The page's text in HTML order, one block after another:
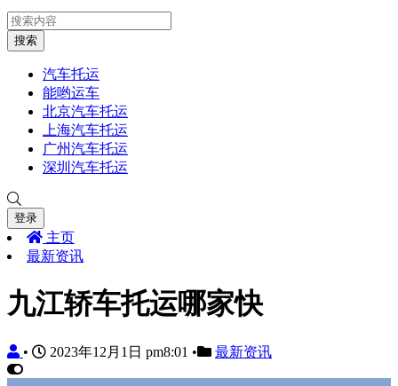
搜索
汽车托运
能哟运车
北京汽车托运
上海汽车托运
广州汽车托运
深圳汽车托运
登录
主页
最新资讯
九江轿车托运哪家快
• 2023年12月1日 pm8:01 • 最新资讯